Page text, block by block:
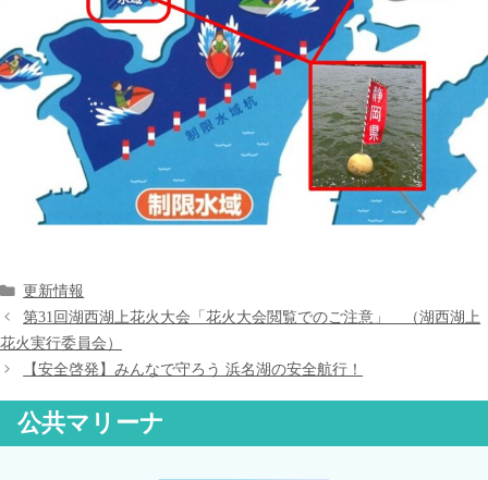
カ
テ
ゴ
リ
ー
更新情報
第31回湖西湖上花火大会「花火大会閲覧でのご注意」 （湖西湖上
花火実行委員会）
【安全啓発】みんなで守ろう 浜名湖の安全航行！
公共マリーナ